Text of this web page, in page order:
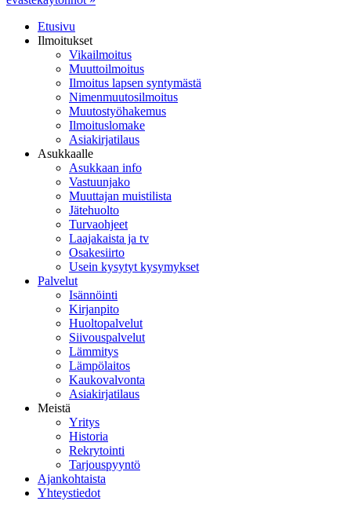
Close
Menu
Etusivu
Ilmoitukset
Vikailmoitus
Muuttoilmoitus
Ilmoitus lapsen syntymästä
Nimenmuutosilmoitus
Muutostyöhakemus
Ilmoituslomake
Asiakirjatilaus
Asukkaalle
Asukkaan info
Vastuunjako
Muuttajan muistilista
Jätehuolto
Turvaohjeet
Laajakaista ja tv
Osakesiirto
Usein kysytyt kysymykset
Palvelut
Isännöinti
Kirjanpito
Huoltopalvelut
Siivouspalvelut
Lämmitys
Lämpölaitos
Kaukovalvonta
Asiakirjatilaus
Meistä
Yritys
Historia
Rekrytointi
Tarjouspyyntö
Ajankohtaista
Yhteystiedot